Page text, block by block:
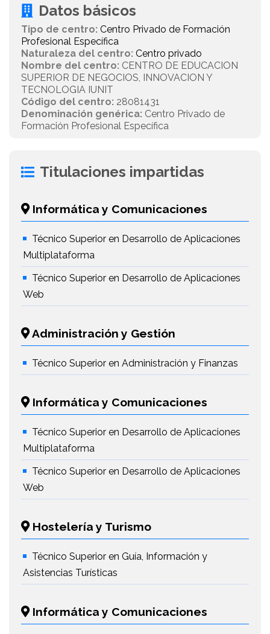
Datos básicos
Tipo de centro: Centro Privado de Formación
Profesional Específica
Naturaleza del centro: Centro privado
Nombre del centro: CENTRO DE EDUCACION
SUPERIOR DE NEGOCIOS, INNOVACION Y
TECNOLOGIA IUNIT
Código del centro: 28081431
Denominación genérica: Centro Privado de
Formación Profesional Específica
Titulaciones impartidas
Informática y Comunicaciones
Técnico Superior en Desarrollo de Aplicaciones
Multiplataforma
Técnico Superior en Desarrollo de Aplicaciones
Web
Administración y Gestión
Técnico Superior en Administración y Finanzas
Informática y Comunicaciones
Técnico Superior en Desarrollo de Aplicaciones
Multiplataforma
Técnico Superior en Desarrollo de Aplicaciones
Web
Hostelería y Turismo
Técnico Superior en Guía, Información y
Asistencias Turísticas
Informática y Comunicaciones